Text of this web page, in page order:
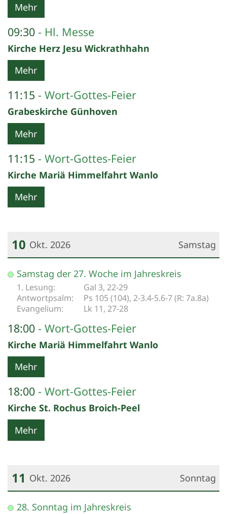
Mehr
09:30 Hl. Messe
Kirche Herz Jesu Wickrathhahn
Mehr
11:15 Wort-Gottes-Feier
Grabeskirche Günhoven
Mehr
11:15 Wort-Gottes-Feier
Kirche Mariä Himmelfahrt Wanlo
Mehr
Samstag
10 Okt. 2026
Datum: 10. Oktober 2026
Samstag der 27. Woche im Jahreskreis
Gal 3, 22-29
Ps 105 (104), 2-3.4-5.6-7 (R: 7a.8a)
Lk 11, 27-28
18:00 Wort-Gottes-Feier
Kirche Mariä Himmelfahrt Wanlo
Mehr
18:00 Wort-Gottes-Feier
Kirche St. Rochus Broich-Peel
Mehr
Sonntag
11 Okt. 2026
Datum: 11. Oktober 2026
28. Sonntag im Jahreskreis